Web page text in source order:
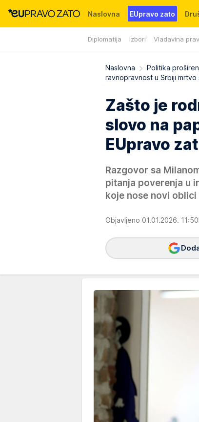
Naslovna EUpravo zato
Diplomatija Izbori Vladavina
Događaji News WMG
Naslovna Politika
ravnopravnost u Srbiji
Zašto je
slovo na
EUpravo
Razgovor sa
pitanja poverenja u
koje nose novi
Objavljeno 01.01.2026.